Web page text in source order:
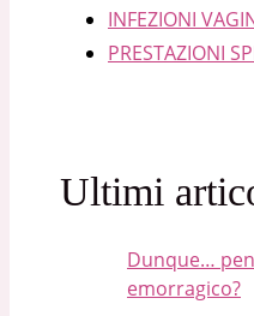
INFEZIONI
PRESTAZIONI
Ultimi
Dunque…
emorragico?